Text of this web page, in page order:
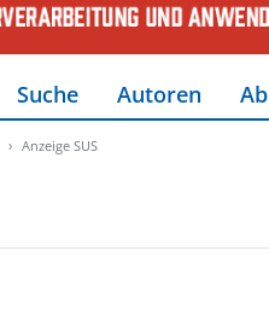
Suche Autoren
Anzeige SUS